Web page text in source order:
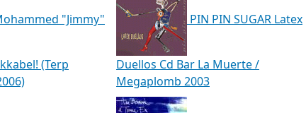
"Jimmy"
(Terp
PIN PIN SUGAR Latex
Duellos Cd Bar La Muerte /
Megaplomb 2003